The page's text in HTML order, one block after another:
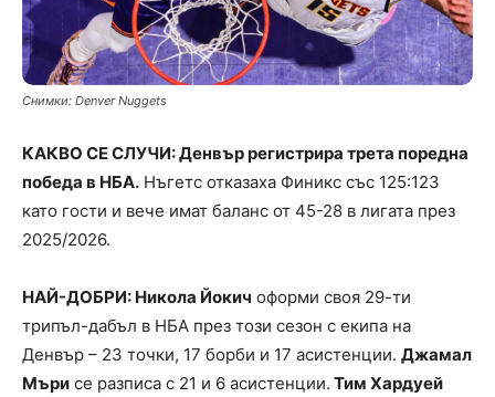
Снимки: Denver Nuggets
КАКВО СЕ СЛУЧИ: Денвър регистрира трета поредна
победа в НБА. Нъгетс отказаха Финикс със 125:123
като гости и вече имат баланс от 45-28 в лигата през
2025/2026.
НАЙ-ДОБРИ: Никола Йокич оформи своя 29-ти
трипъл-дабъл в НБА през този сезон с екипа на
Денвър – 23 точки, 17 борби и 17 асистенции. Джамал
Мъри се разписа с 21 и 6 асистенции. Тим Хардуей